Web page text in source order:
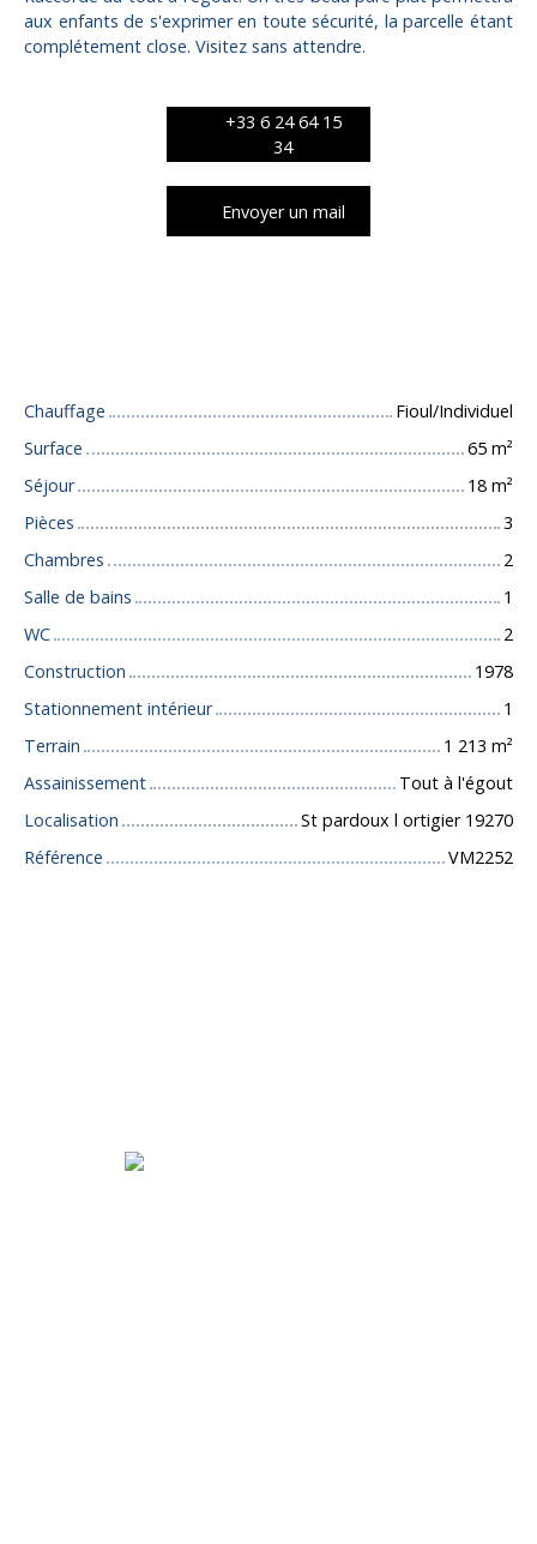
aux enfants de s'exprimer en toute sécurité, la parcelle étant
complétement close. Visitez sans attendre.
+33 6 24 64 15
34
Envoyer un mail
Chauffage
Fioul/Individuel
Surface
65 m²
Séjour
18 m²
Pièces
3
Chambres
2
Salle de bains
1
WC
2
Construction
1978
Stationnement intérieur
1
Terrain
1 213 m²
Assainissement
Tout à l'égout
Localisation
St pardoux l ortigier 19270
Référence
VM2252